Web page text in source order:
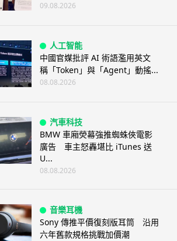
09.08.2026
人工智能
中國官媒批評 AI 術語濫用英文
稱「Token」與「Agent」動搖...
08.08.2026
汽車科技
BMW 車廂熒幕強推蜘蛛俠電影
廣告 車主怒轟堪比 iTunes 送
U...
08.08.2026
音樂耳機
Sony 傳推平價復刻版耳筒 沿用
六年舊款規格挑戰加價潮